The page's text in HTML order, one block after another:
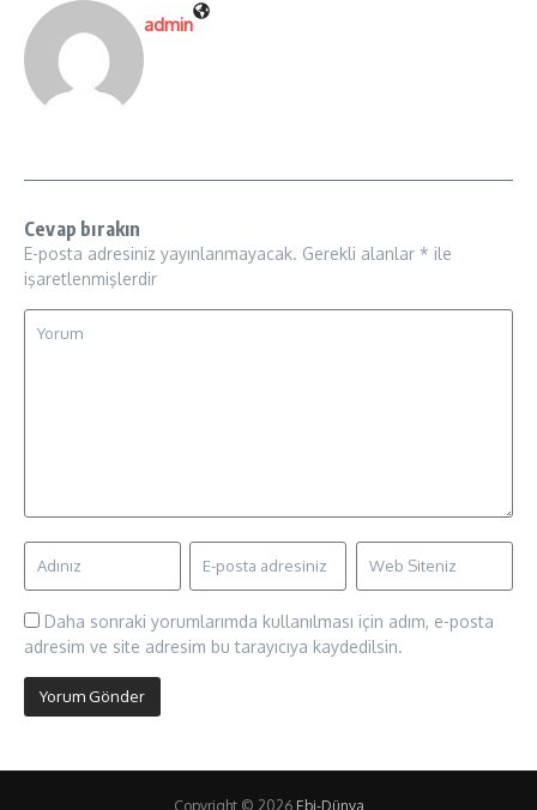
admin
Cevap bırakın
E-posta adresiniz yayınlanmayacak. Gerekli alanlar * ile
işaretlenmişlerdir
Daha sonraki yorumlarımda kullanılması için adım, e-posta
adresim ve site adresim bu tarayıcıya kaydedilsin.
Copyright © 2026 Ebi-Dünya